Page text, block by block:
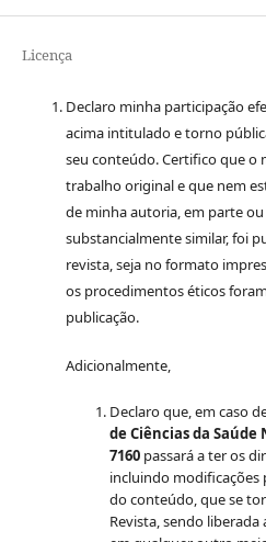
Licença
Declaro minha participação
acima intitulado e torno
seu conteúdo. Certifico que o
trabalho original e que nem
de minha autoria, em parte
substancialmente similar, foi
revista, seja no formato
os procedimentos éticos
publicação.
Adicionalmente,
Declaro que, em caso
de Ciências da Saúde
7160passará a ter os
incluindo
do conteúdo, que se
Revista, sendo